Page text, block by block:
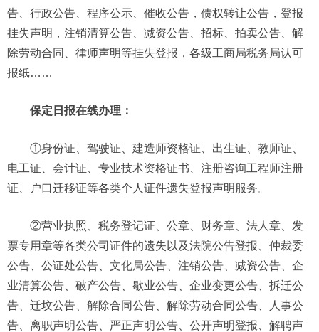
告、行政公告、程序公示、催收公告，债权转让公告，登报
挂失声明，注销清算公告、减资公告、招标、拍卖公告、解
除劳动合同、律师声明等挂失登报，各级工商局税务局认可
报纸……
保定日报在线办理：
①身份证、驾驶证、建造师资格证、出生证、教师证、
电工证、会计证、专业技术资格证书、注册咨询工程师注册
证、户口迁移证等各类个人证件遗失登报声明服务。
②营业执照、税务登记证、公章、财务章、法人章、发
票专用章等各类公司证件的遗失以及法院公告登报、仲裁委
公告、公证处公告、文化局公告、注销公告、减资公告、企
业清算公告、破产公告、歇业公告、企业变更公告、拆迁公
告、迁坟公告、解除合同公告、解除劳动合同公告、人事公
告、离职声明公告、严正声明公告、公开声明登报、解聘声